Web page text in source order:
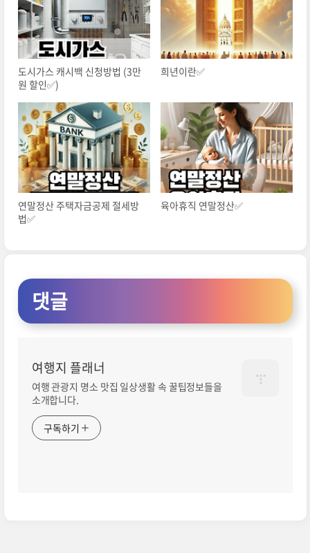
도시가스 캐시백 신청방법 (3만
원 할인✅)
희년이란✅
연말정산 주택자금공제 절세방
법✅
육아휴직 연말정산✅
댓글
여행지 플래너
여행 관광지 명소 맛집 일상생활 속 꿀팁정보들을
소개합니다.
구독하기